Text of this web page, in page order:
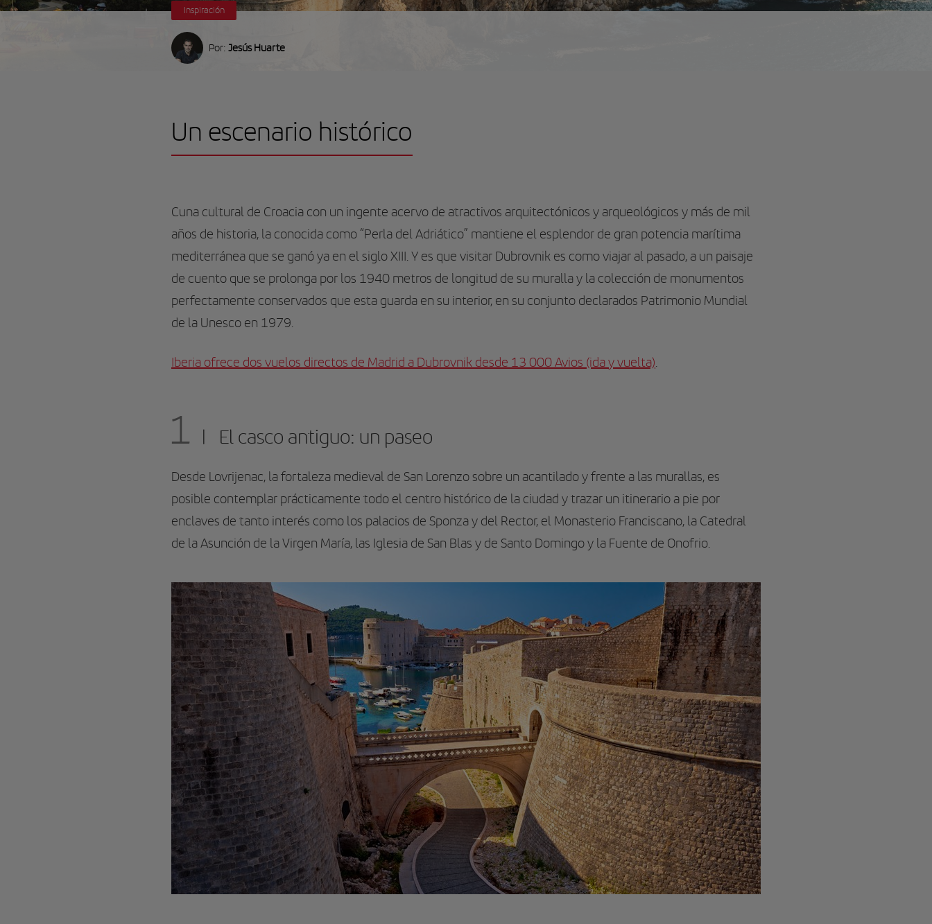
Inspiración
Por: Jesús Huarte
Un escenario histórico
Cuna cultural de Croacia con un ingente acervo de atractivos arquitectónicos y arqueológicos y más de mil
años de historia, la conocida como “Perla del Adriático” mantiene el esplendor de gran potencia marítima
mediterránea que se ganó ya en el siglo XIII. Y es que visitar Dubrovnik es como viajar al pasado, a un paisaje
de cuento que se prolonga por los 1940 metros de longitud de su muralla y la colección de monumentos
perfectamente conservados que esta guarda en su interior, en su conjunto declarados Patrimonio Mundial
de la Unesco en 1979.
Iberia ofrece dos vuelos directos de Madrid a Dubrovnik desde 13 000 Avios (ida y vuelta).
1 El casco antiguo: un paseo
Desde Lovrijenac, la fortaleza medieval de San Lorenzo sobre un acantilado y frente a las murallas, es
posible contemplar prácticamente todo el centro histórico de la ciudad y trazar un itinerario a pie por
enclaves de tanto interés como los palacios de Sponza y del Rector, el Monasterio Franciscano, la Catedral
de la Asunción de la Virgen María, las Iglesia de San Blas y de Santo Domingo y la Fuente de Onofrio.